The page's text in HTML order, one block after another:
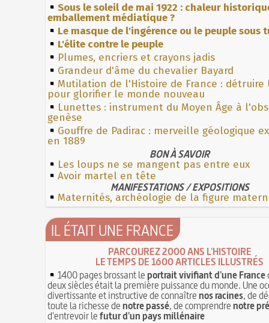
Sous le soleil de mai 1922 : chaleur
emballement médiatique ?
Le masque de l'ingérence ou le peuple sous
L'élite contre le peuple
Plumes, encriers et crayons jadis
Grandeur d'âme du chevalier Bayard
Mutilation de l'Histoire de France : détruire
pour glorifier le monde nouveau
Lunettes : instrument du Moyen Âge à
genèse
Gouffre de Padirac : merveille géologique
en 1889
BON À SAVOIR
Les loups ne se mangent pas entre eux
Avoir martel en tête
MANIFESTATIONS / EXPOSITIONS
Maternités, archéologie de la figure
IL ÉTAIT UNE FRANCE
PARCOUREZ 2000 ANS L'HISTOIRE
LE TEMPS DE 1600 ARTICLES ILLUSTRÉS
1400 pages brossant leportrait vivifiant d'une France
deux siècles était la première puissance du monde. Une
divertissante et instructive de connaîtrenos racines, de
toute la richesse denotre passé, de comprendrenotre
d'entrevoir lefutur d'un pays millénaire